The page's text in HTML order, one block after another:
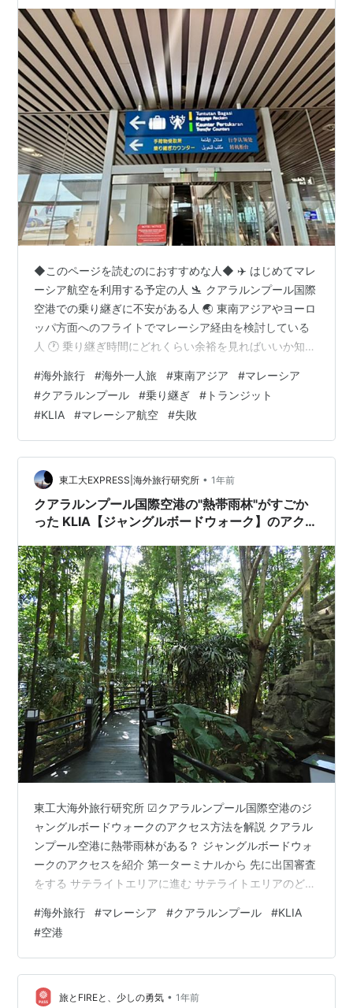
◆このページを読むのにおすすめな人◆ ✈️ はじめてマレ
ーシア航空を利用する予定の人 🛬 クアラルンプール国際
空港での乗り継ぎに不安がある人 🌏 東南アジアやヨーロ
ッパ方面へのフライトでマレーシア経由を検討している
人 🕐 乗り継ぎ時間にどれくらい余裕を見ればいいか知り
法を事前に把握しておきたい人 💡 クアラルンプール空港
でスムーズにトランジットするためのコツや注意点を確
認したい人 →このページで紹介する内容は、、 【マレー
シア・クアラルンプール国際空港（KLIA)で、2時間の乗
り継ぎに挑戦した実体験】 東南アジアやヨーロッパ方面
への乗り継ぎ…
#海外旅行 #海外一人旅 #東南アジア #マレーシア
#クアラルンプール #乗り継ぎ # トランジット
#KLIA #マレーシア航空 #失敗
東工大EXPRESS|海外旅行研究所 • 1年前
クアラルンプール国際空港の"熱帯雨林"がすごか
った KLIA【ジャングルボードウォーク】のアクセ
東工大海外旅行研究所 ☑クアラルンプール国際空港のジ
ャングルボードウォークのアクセス方法を解説 クアラル
ンプール空港に熱帯雨林がある？ ジャングルボードウォ
ークのアクセスを紹介 第一ターミナルから 先に出国審査
をする サテライトエリアに進む サテライトエリアのど真
ちょっと味気ない？ 空港の中に滝もある！ 装飾が素敵な
出口 結構充実していて面白い ジャングルボードウォーク
クアラルンプール空港に熱帯雨林がある？ クアラルンプ
ール国際空港、通称KLIAには、ジャングルボードウォー
クと呼ばれる模擬熱帯雨林が空港の中にあります。東南
#海外旅行 #マレーシア #クアラルンプール #KLIA
#空港
旅とFIREと、少しの勇気 • 1年前